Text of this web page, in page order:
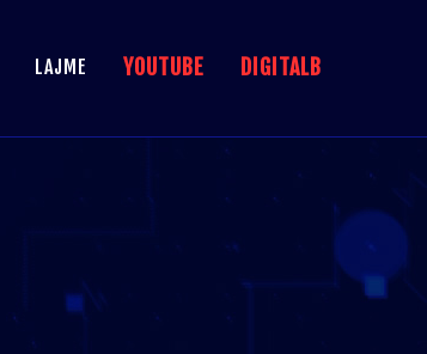
LAJME YOUTUBE DIGITALB